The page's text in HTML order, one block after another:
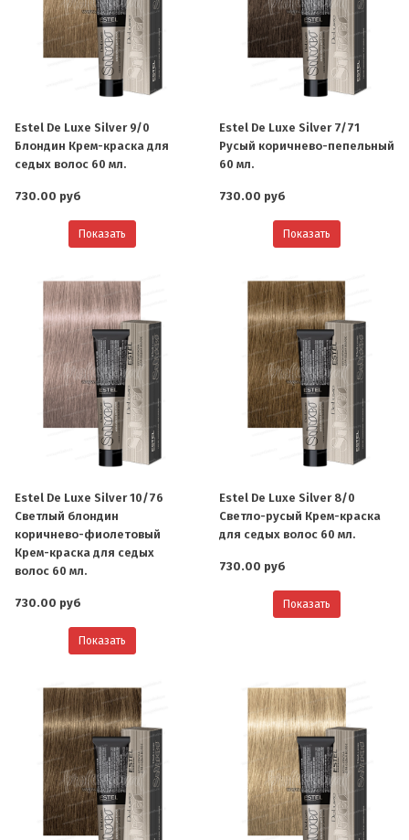
Estel De Luxe Silver 9/0
Блондин Крем-краска для
седых волос 60 мл.
730.00 руб
Показать
Estel De Luxe Silver 7/71
Русый коричнево-пепельный
60 мл.
730.00 руб
Показать
Estel De Luxe Silver 10/76
Светлый блондин
коричнево-фиолетовый
Крем-краска для седых
волос 60 мл.
730.00 руб
Показать
Estel De Luxe Silver 8/0
Светло-русый Крем-краска
для седых волос 60 мл.
730.00 руб
Показать